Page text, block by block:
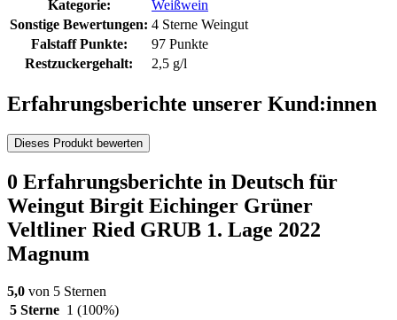
Kategorie:
Weißwein
Sonstige Bewertungen: 4 Sterne Weingut
Falstaff Punkte:
97 Punkte
Restzuckergehalt:
2,5 g/l
Erfahrungsberichte unserer Kund:innen
Dieses Produkt bewerten
0 Erfahrungsberichte in Deutsch für
Weingut Birgit Eichinger Grüner
Veltliner Ried GRUB 1. Lage 2022
Magnum
5,0 von 5 Sternen
5 Sterne 1 (100%)